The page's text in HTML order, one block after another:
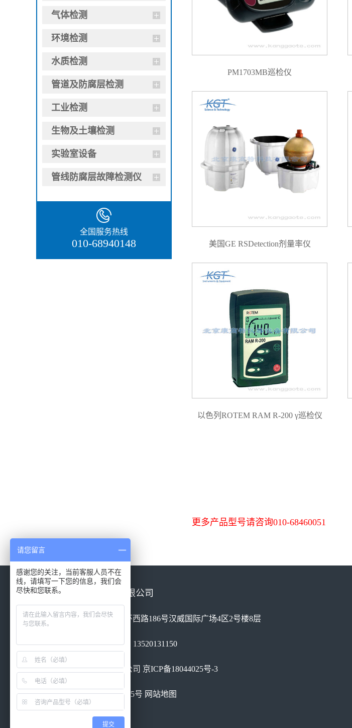
气体检测
环境检测
水质检测
管道及防腐层检测
工业检测
生物及土壤检测
实验室设备
管线防腐层故障检测仪
全国服务热线
010-68940148
PM1703MB巡检仪
美国GE RSDetection剂量率仪
以色列ROTEM RAM R-200 γ巡检仪
更多产品型号请咨询010-68460051
北京康高特仪器设备有限公司
地址：北京市丰台区南四环西路186号汉威国际广场4区2号楼8层
电话：010-68460051 手机：13520131150
北京康高特仪器设备有限公司 京ICP备18044025号-3
京公网安备 11010802026185号 网站地图
请您留言
感谢您的关注，当前客服人员不在
线，请填写一下您的信息，我们会
尽快和您联系。
提交